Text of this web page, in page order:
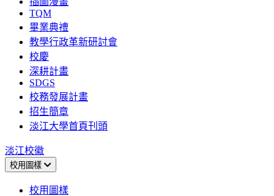
TQM
畢業典禮
教學行政革新研討會
校慶
深耕計畫
SDGS
校務發展計畫
招生簡章
淡江大學首頁刊頭
淡江校徽
校用圖樣
校用圖樣